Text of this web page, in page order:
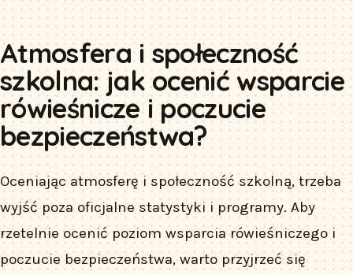
Atmosfera i społeczność
szkolna: jak ocenić wsparcie
rówieśnicze i poczucie
bezpieczeństwa?
Oceniając atmosferę i społeczność szkolną, trzeba
wyjść poza oficjalne statystyki i programy. Aby
rzetelnie ocenić poziom wsparcia rówieśniczego i
poczucie bezpieczeństwa, warto przyjrzeć się